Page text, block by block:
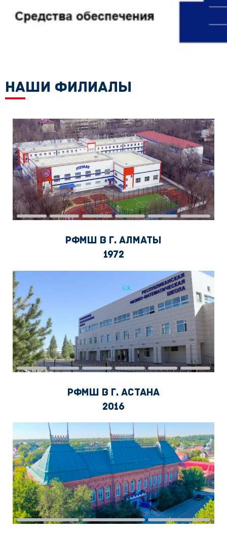
НАШИ ФИЛИАЛЫ
РФМШ в г. Алматы
1972
РФМШ в г. Астана
2016